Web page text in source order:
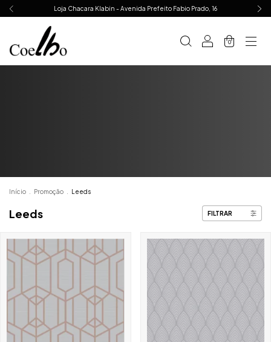
Loja Chacara Klabin - Avenida Prefeito Fabio Prado, 16
0
Início Promoção Leeds
Leeds FILTRAR